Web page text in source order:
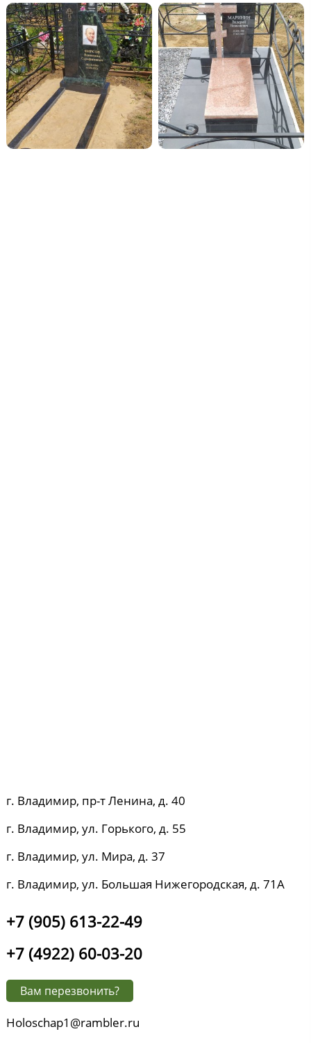
г. Владимир, пр-т Ленина, д. 40
г. Владимир, ул. Горького, д. 55
г. Владимир, ул. Мира, д. 37
г. Владимир, ул. Большая Нижегородская, д. 71А
+7 (905) 613-22-49
+7 (4922) 60-03-20
Вам перезвонить?
Holoschap1@rambler.ru